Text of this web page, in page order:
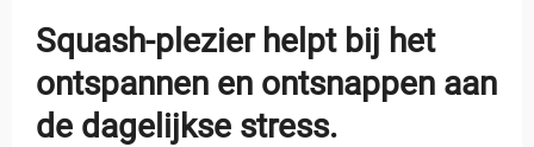
Squash-plezier helpt bij het
ontspannen en ontsnappen aan
de dagelijkse stress.